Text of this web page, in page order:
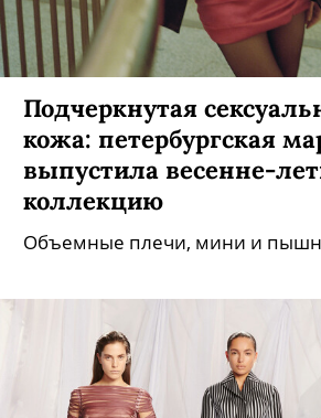
Подчеркнутая
кожа: петербургская
выпустила весенне-
коллекцию
Объемные плечи, мини и